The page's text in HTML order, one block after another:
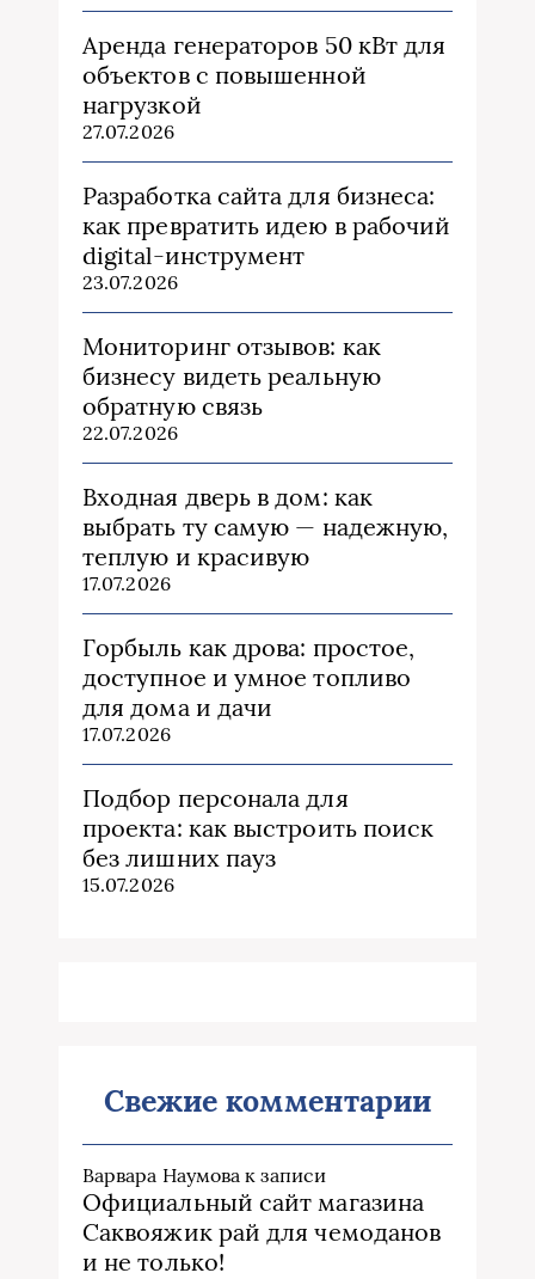
Аренда генераторов 50 кВт для
объектов с повышенной
нагрузкой
27.07.2026
Разработка сайта для бизнеса:
как превратить идею в рабочий
digital-инструмент
23.07.2026
Мониторинг отзывов: как
бизнесу видеть реальную
обратную связь
22.07.2026
Входная дверь в дом: как
выбрать ту самую — надежную,
теплую и красивую
17.07.2026
Горбыль как дрова: простое,
доступное и умное топливо
для дома и дачи
17.07.2026
Подбор персонала для
проекта: как выстроить поиск
без лишних пауз
15.07.2026
Свежие комментарии
Варвара Наумова к записи
Официальный сайт магазина
Саквояжик рай для чемоданов
и не только!